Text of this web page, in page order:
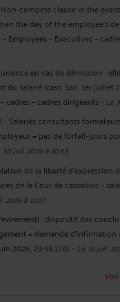
compete clause in the
the day of the employee's
– Employees – Executives –
en cas de démission :
du salarié (cass. Soc. 1er juillet
cadres – cadres dirigeants- Le
- Salariés consultants
= pas de forfait-jours
30 juil. 2026 à 10:53
de la liberté d’expression
de la Cour de cassation –
2026 à 11:07
: dispositif des
= demande d’infirmation
2026, 23-18.170).- Le 16 juil.